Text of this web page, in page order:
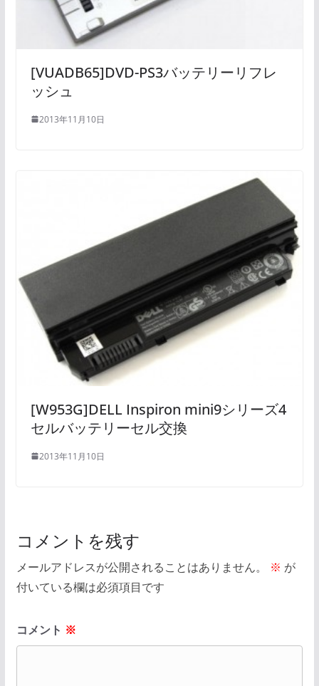
[VUADB65]DVD-PS3バッテリーリフレ
ッシュ
2013年11月10日
[W953G]DELL Inspiron mini9シリーズ4
セルバッテリーセル交換
2013年11月10日
コメントを残す
メールアドレスが公開されることはありません。 ※ が
付いている欄は必須項目です
コメント ※